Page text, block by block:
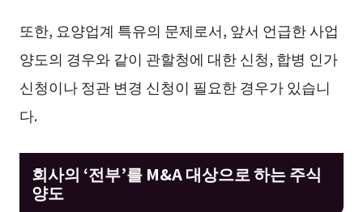
또한, 요양업계 특유의 문제로서, 앞서 언급한 사업
양도의 경우와 같이 관할청에 대한 신청, 합병 인가
신청이나 정관 변경 신청이 필요한 경우가 있습니
다.
회사의 ‘전부’를 M&A 대상으로 하는 주식
양도